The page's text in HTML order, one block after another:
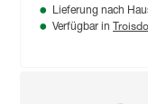
Lieferung nach
Verfügbar in